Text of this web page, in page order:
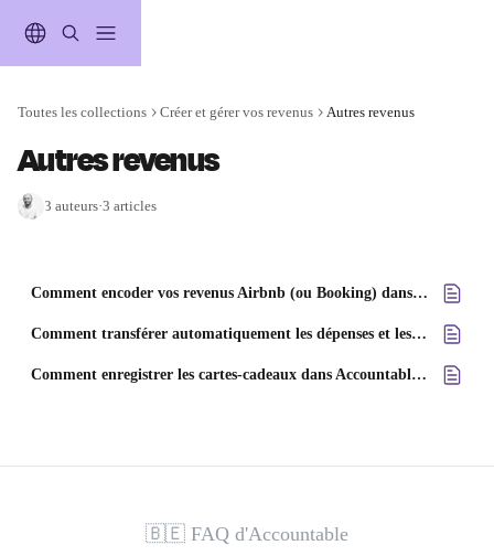
Toutes les collections Créer et gérer vos revenus Autres revenus
Autres revenus
3 auteurs·3 articles
Comment encoder vos revenus Airbnb (ou Booking) dans Accountable ?
Comment transférer automatiquement les dépenses et les factures de votre boîte de réception vers Accountable
Comment enregistrer les cartes-cadeaux dans Accountable ?
🇧🇪 FAQ d'Accountable